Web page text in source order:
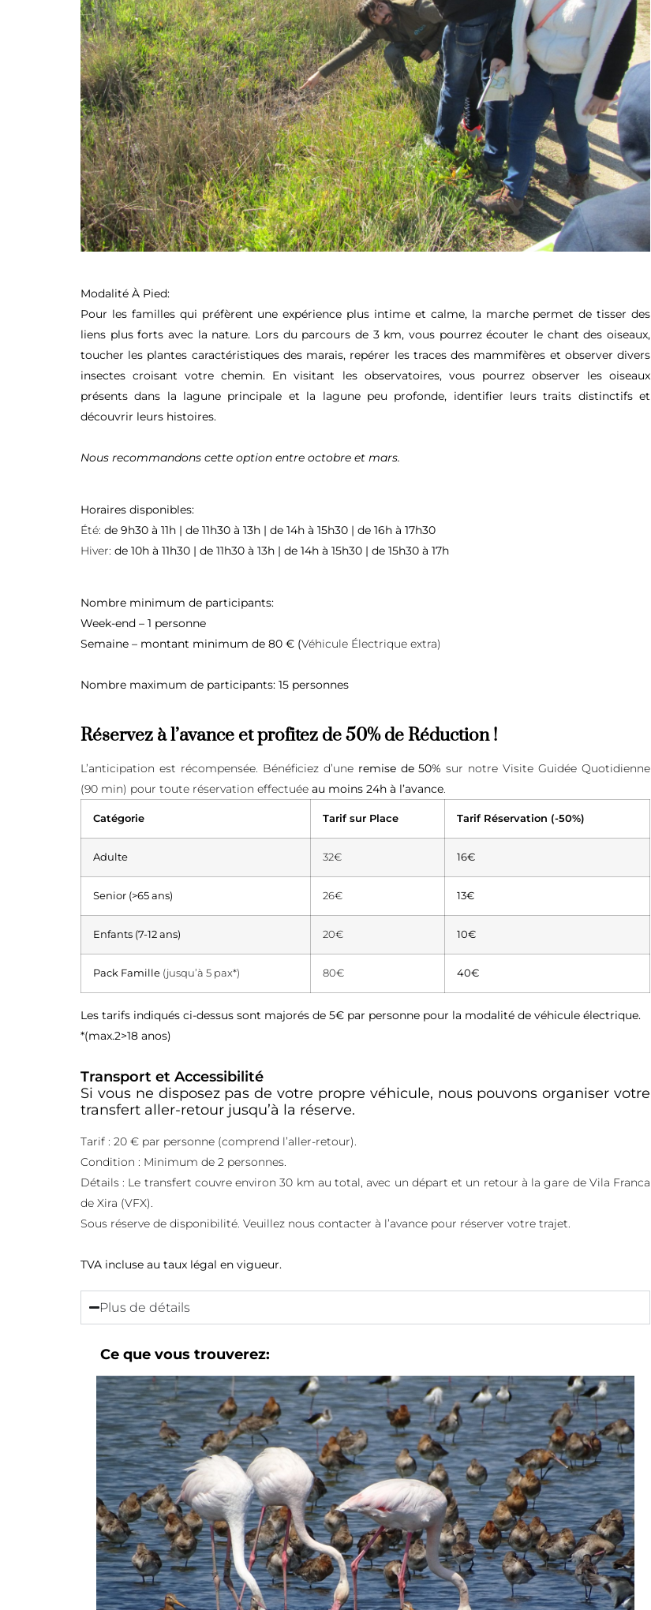
Modalité À Pied:
Pour les familles qui préfèrent une expérience plus intime et calme, la marche permet de tisser des
liens plus forts avec la nature. Lors du parcours de 3 km, vous pourrez écouter le chant des oiseaux,
toucher les plantes caractéristiques des marais, repérer les traces des mammifères et observer divers
insectes croisant votre chemin. En visitant les observatoires, vous pourrez observer les oiseaux
présents dans la lagune principale et la lagune peu profonde, identifier leurs traits distinctifs et
découvrir leurs histoires.
Nous recommandons cette option entre octobre et mars.
Horaires disponibles:
Été: de 9h30 à 11h | de 11h30 à 13h | de 14h à 15h30 | de 16h à 17h30
Hiver: de 10h à 11h30 | de 11h30 à 13h | de 14h à 15h30 | de 15h30 à 17h
Nombre minimum de participants:
Week-end – 1 personne
Semaine – montant minimum de 80 € (Véhicule Électrique extra)
Nombre maximum de participants: 15 personnes
Réservez à l’avance et profitez de 50% de Réduction !
L’anticipation est récompensée. Bénéficiez d’une remise de 50% sur notre Visite Guidée Quotidienne
(90 min) pour toute réservation effectuée au moins 24h à l’avance.
Catégorie Tarif sur Place Tarif Réservation (-50%)
Adulte 32€ 16€
Senior (>65 ans) 26€ 13€
Enfants (7-12 ans) 20€ 10€
Pack Famille (jusqu’à 5 pax*) 80€ 40€
Les tarifs indiqués ci-dessus sont majorés de 5€ par personne pour la modalité de véhicule électrique.
*(max.2>18 anos)
Transport et Accessibilité
Si vous ne disposez pas de votre propre véhicule, nous pouvons organiser votre
transfert aller-retour jusqu’à la réserve.
Tarif : 20 € par personne (comprend l’aller-retour).
Condition : Minimum de 2 personnes.
Détails : Le transfert couvre environ 30 km au total, avec un départ et un retour à la gare de Vila Franca
de Xira (VFX).
Sous réserve de disponibilité. Veuillez nous contacter à l’avance pour réserver votre trajet.
TVA incluse au taux légal en vigueur.
Plus de détails
Ce que vous trouverez: